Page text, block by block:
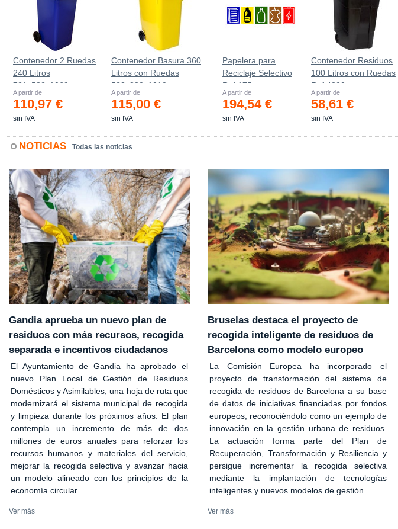
Contenedor 2 Ruedas
240 Litros
721х582х1069mm
A partir de
110,97 €
sin IVA
Contenedor Basura 360
Litros con Ruedas
583x880x1010 mm
A partir de
115,00 €
sin IVA
Papelera para
Reciclaje Selectivo
Ref.175
A partir de
194,54 €
sin IVA
Contenedor Residuos
100 Litros con Ruedas
Ref.4200
A partir de
58,61 €
sin IVA
NOTICIAS Todas las noticias
Gandia aprueba un nuevo plan de
residuos con más recursos, recogida
separada e incentivos ciudadanos
El Ayuntamiento de Gandia ha aprobado el
nuevo Plan Local de Gestión de Residuos
Domésticos y Asimilables, una hoja de ruta que
modernizará el sistema municipal de recogida
y limpieza durante los próximos años. El plan
contempla un incremento de más de dos
millones de euros anuales para reforzar los
recursos humanos y materiales del servicio,
mejorar la recogida selectiva y avanzar hacia
un modelo alineado con los principios de la
economía circular.
Ver más
Bruselas destaca el proyecto de
recogida inteligente de residuos de
Barcelona como modelo europeo
La Comisión Europea ha incorporado el
proyecto de transformación del sistema de
recogida de residuos de Barcelona a su base
de datos de iniciativas financiadas por fondos
europeos, reconociéndolo como un ejemplo de
innovación en la gestión urbana de residuos.
La actuación forma parte del Plan de
Recuperación, Transformación y Resiliencia y
persigue incrementar la recogida selectiva
mediante la implantación de tecnologías
inteligentes y nuevos modelos de gestión.
Ver más